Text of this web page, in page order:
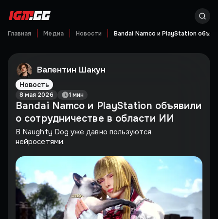
Главная Медиа Новости Bandai Namco и PlayStation
Валентин Шакун
Новость
8 мая 2026 1 мин
Bandai Namco и PlayStation объявили
о сотрудничестве в области ИИ
В Naughty Dog уже давно пользуются
нейросетями.